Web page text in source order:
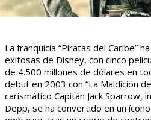
La franquicia “Piratas del Caribe”
exitosas de Disney, con cinco
de 4.500 millones de dólares en
debut en 2003 con “La Maldición
carismático Capitán Jack Sparrow,
Depp, se ha convertido en un